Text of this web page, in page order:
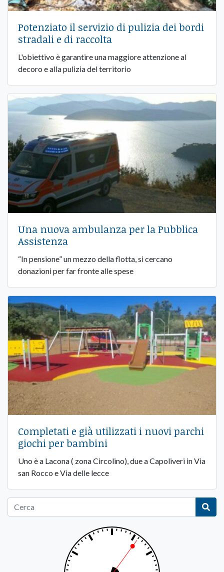
Potenziato il servizio di pulizia dei bordi
stradali e di raccolta
L'obiettivo è garantire una maggiore attenzione al
decoro e alla pulizia del territorio
Una nuova ambulanza per la Pubblica
Assistenza
“In pensione” un mezzo della flotta, si cercano
donazioni per far fronte alle spese
Completati e già utilizzati i nuovi parchi
giochi per bambini
Uno è a Lacona ( zona Circolino), due a Capoliveri in Via
san Rocco e Via delle lecce